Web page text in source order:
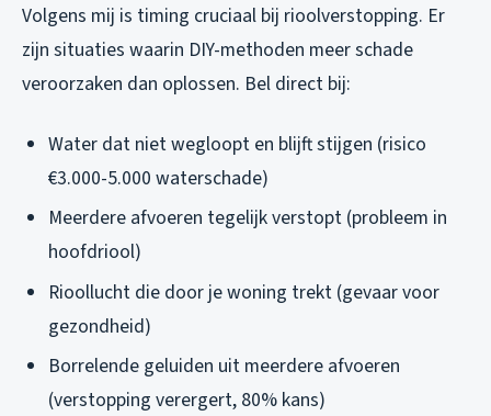
Volgens mij is timing cruciaal bij rioolverstopping. Er
zijn situaties waarin DIY-methoden meer schade
veroorzaken dan oplossen. Bel direct bij:
Water dat niet wegloopt en blijft stijgen (risico
€3.000-5.000 waterschade)
Meerdere afvoeren tegelijk verstopt (probleem in
hoofdriool)
Rioollucht die door je woning trekt (gevaar voor
gezondheid)
Borrelende geluiden uit meerdere afvoeren
(verstopping verergert, 80% kans)